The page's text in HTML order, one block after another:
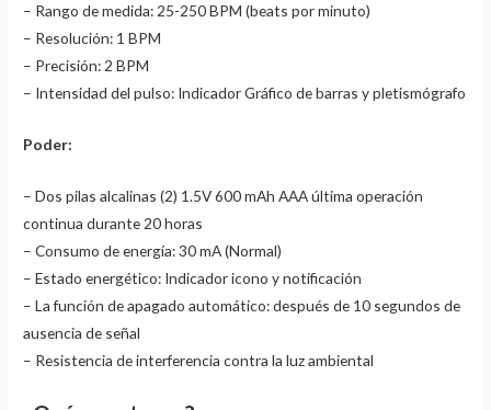
– Rango de medida: 25-250 BPM (beats por minuto)
– Resolución: 1 BPM
– Precisión: 2 BPM
– Intensidad del pulso: Indicador Gráfico de barras y pletismógrafo
Poder:
– Dos pilas alcalinas (2) 1.5V 600 mAh AAA última operación
continua durante 20 horas
– Consumo de energía: 30 mA (Normal)
– Estado energético: Indicador icono y notificación
– La función de apagado automático: después de 10 segundos de
ausencia de señal
– Resistencia de interferencia contra la luz ambiental